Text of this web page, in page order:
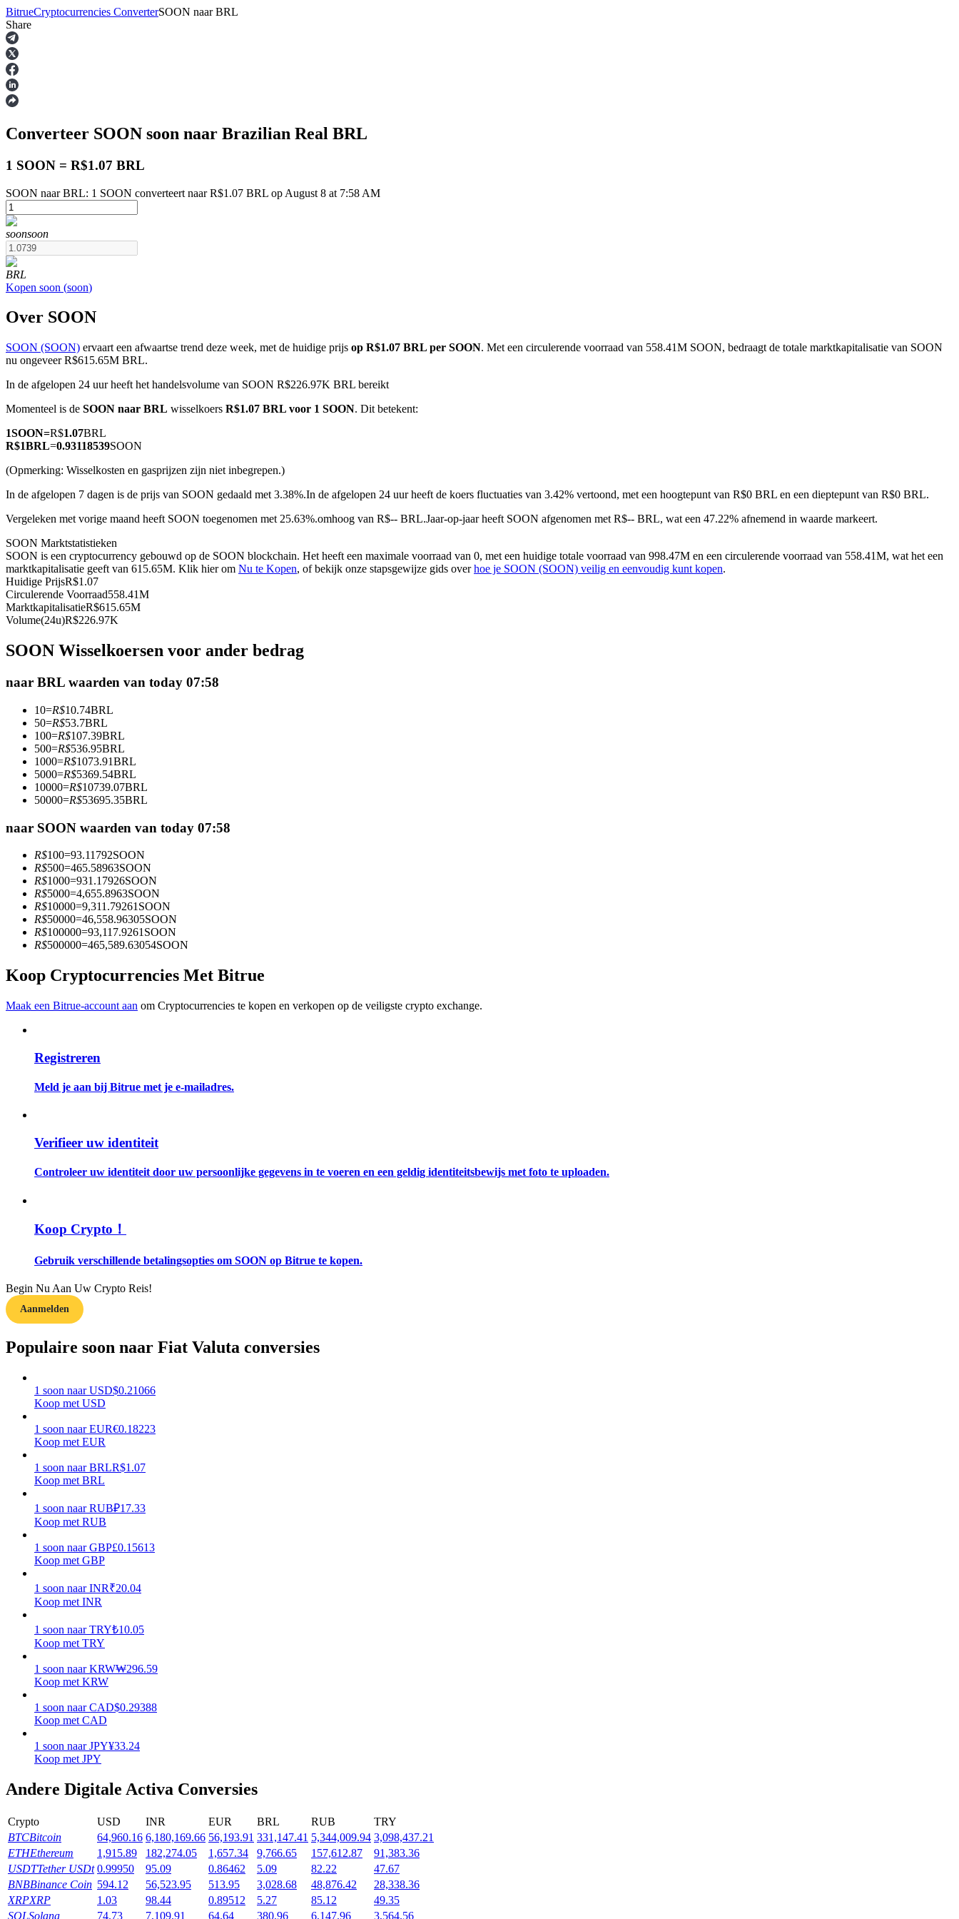
Termijncontracten
USDT-futures
Futures met USDT als onderpand
COIN-M-futures
Cryptocurrency-futures
Futures met USDC als onderpand
Kopiëren Handel
Sluit je aan bij top traders
Word een Copy Trader
Informatie
Big data-analyse inclusief handelsinformatie, enz.
Gids
Handelsstrategieën
Leer hoe u winstgevend kunt blijven
Verdienen
Verdien dagelijks competitieve beloningen
BitrueCryptocurrencies ConverterSOON naar BRL
Share
Converteer SOON soon naar Brazilian Real BRL
1 SOON = R$1.07 BRL
SOON naar BRL: 1 SOON converteert naar R$1.07 BRL op August 8 at 7:58 AM
soonsoon
BRL
Kopen soon (soon)
Over SOON
SOON (SOON) ervaart een afwaartse trend deze week, met de huidige prijs op R$1.07 BRL per SOON. Met een circulerende voorraad van 558.41M SOON, bedraagt de totale marktkapitalisatie van SOON
nu ongeveer R$615.65M BRL.
In de afgelopen 24 uur heeft het handelsvolume van SOON R$226.97K BRL bereikt
Momenteel is de SOON naar BRL wisselkoers R$1.07 BRL voor 1 SOON. Dit betekent:
1SOON=R$1.07BRL
R$1BRL=0.93118539SOON
(Opmerking: Wisselkosten en gasprijzen zijn niet inbegrepen.)
In de afgelopen 7 dagen is de prijs van SOON gedaald met 3.38%.In de afgelopen 24 uur heeft de koers fluctuaties van 3.42% vertoond, met een hoogtepunt van R$0 BRL en een dieptepunt van R$0 BRL.
Vergeleken met vorige maand heeft SOON toegenomen met 25.63%.omhoog van R$-- BRL.Jaar-op-jaar heeft SOON afgenomen met R$-- BRL, wat een 47.22% afnemend in waarde markeert.
SOON Marktstatistieken
SOON is een cryptocurrency gebouwd op de SOON blockchain. Het heeft een maximale voorraad van 0, met een huidige totale voorraad van 998.47M en een circulerende voorraad van 558.41M, wat het een
marktkapitalisatie geeft van 615.65M. Klik hier om Nu te Kopen, of bekijk onze stapsgewijze gids overhoe je SOON (SOON) veilig en eenvoudig kunt kopen.
Huidige PrijsR$1.07
Circulerende Voorraad558.41M
MarktkapitalisatieR$615.65M
Volume(24u)R$226.97K
SOON Wisselkoersen voor ander bedrag
naar BRL waarden van today 07:58
10=R$10.74BRL
50=R$53.7BRL
100=R$107.39BRL
500=R$536.95BRL
1000=R$1073.91BRL
5000=R$5369.54BRL
10000=R$10739.07BRL
50000=R$53695.35BRL
naar SOON waarden van today 07:58
R$100=93.11792SOON
R$500=465.58963SOON
R$1000=931.17926SOON
R$5000=4,655.8963SOON
R$10000=9,311.79261 SOON
R$50000=46,558.96305SOON
R$100000=93,117.9261 SOON
R$500000=465,589.63054SOON
Koop Cryptocurrencies Met Bitrue
Maak een Bitrue-account aan om Cryptocurrencies te kopen en verkopen op de veiligste crypto exchange.
Registreren
Meld je aan bij Bitrue met je e-mailadres.
Verifieer uw identiteit
Controleer uw identiteit door uw persoonlijke gegevens in te voeren en een geldig identiteitsbewijs met foto te uploaden.
Koop Crypto！
Gebruik verschillende betalingsopties om SOON op Bitrue te kopen.
Begin Nu Aan Uw Crypto Reis!
Aanmelden
Populaire soon naar Fiat Valuta conversies
1 soon naar USD$0.21066
Koop met USD
1 soon naar EUR€0.18223
Koop met EUR
1 soon naar BRLR$1.07
Koop met BRL
1 soon naar RUB₽17.33
Koop met RUB
1 soon naar GBP£0.15613
Koop met GBP
1 soon naar INR₹20.04
Koop met INR
1 soon naar TRY₺10.05
Koop met TRY
1 soon naar KRW₩296.59
Koop met KRW
1 soon naar CAD$0.29388
Koop met CAD
1 soon naar JPY¥33.24
Koop met JPY
Andere Digitale Activa Conversies
Crypto USD INR EUR BRL RUB
TRY
BTCBitcoin 64,960.16 6,180,169.66 56,193.91 331,147.41 5,344,009.94 3,098,437.21
ETHEthereum 1,915.89 182,274.05 1,657.34 9,766.65 157,612.87
91,383.36
USDTTether USDt 0.99950 95.09 0.86462 5.09 82.22
47.67
BNBBinance Coin 594.12 56,523.95 513.95 3,028.68 48,876.42
28,338.36
XRPXRP 1.03 98.44 0.89512 5.27 85.12
49.35
SOLSolana 74.73 7,109.91 64.64 380.96 6,147.96
3,564.56